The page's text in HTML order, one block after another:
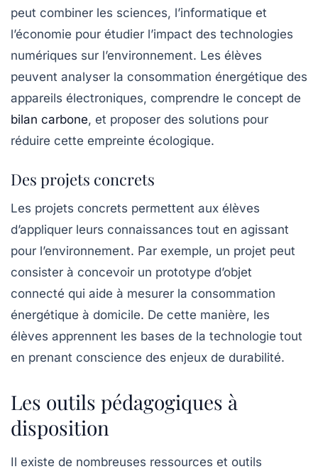
peut combiner les sciences, l’informatique et
l’économie pour étudier l’impact des technologies
numériques sur l’environnement. Les élèves
peuvent analyser la consommation énergétique des
appareils électroniques, comprendre le concept de
bilan carbone, et proposer des solutions pour
réduire cette empreinte écologique.
Des projets concrets
Les projets concrets permettent aux élèves
d’appliquer leurs connaissances tout en agissant
pour l’environnement. Par exemple, un projet peut
consister à concevoir un prototype d’objet
connecté qui aide à mesurer la consommation
énergétique à domicile. De cette manière, les
élèves apprennent les bases de la technologie tout
en prenant conscience des enjeux de durabilité.
Les outils pédagogiques à
disposition
Il existe de nombreuses ressources et outils